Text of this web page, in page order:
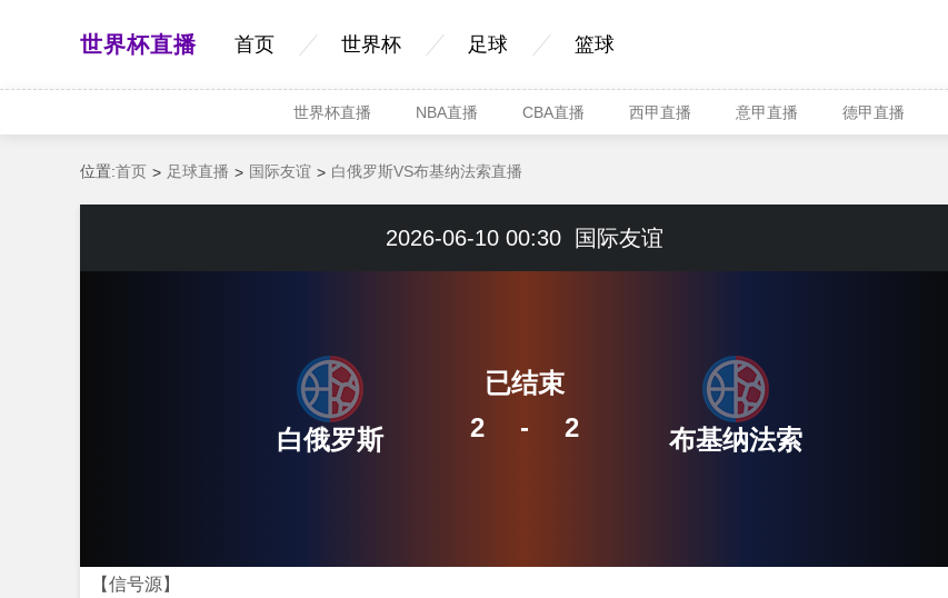
世界杯直播 首页 世界杯 足球 篮球
世界杯直播 NBA直播 CBA直播 西甲直播 意甲直播 德甲直播
位置:首页 足球直播 国际友谊 白俄罗斯VS布基纳法索直播
2026-06-10 00:30 国际友谊
白俄罗斯 2 - 2
已结束
布基纳法索
【信号源】